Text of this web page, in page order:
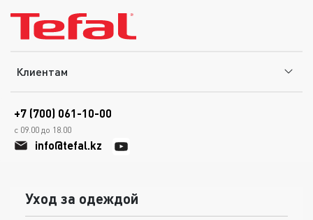
Клиентам
+7 (700) 061-10-00
с 09.00 до 18.00
info@tefal.kz
Уход за одеждой